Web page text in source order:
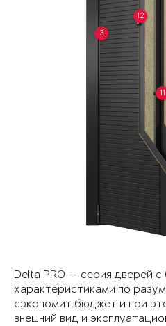
3
11
12
Delta PRO — серия дверей с
характеристиками по
сэкономит бюджет и при
внешний вид и